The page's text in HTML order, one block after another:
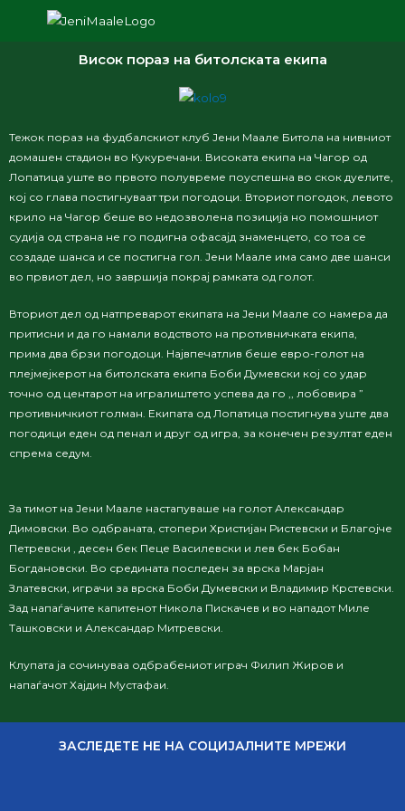
Висок пораз на битолската екипа
Тежок пораз на фудбалскиот клуб Јени Маале Битола на нивниот
домашен стадион во Кукуречани. Високата екипа на Чагор од
Лопатица уште во првото полувреме поуспешна во скок дуелите,
кој со глава постигнуваат три погодоци. Вториот погодок, левото
крило на Чагор беше во недозволена позиција но помошниот
судија од страна не го подигна офасајд знаменцето, со тоа се
создаде шанса и се постигна гол. Јени Маале има само две шанси
во првиот дел, но завршија покрај рамката од голот.
Вториот дел од натпреварот екипата на Јени Маале со намера да
притисни и да го намали водството на противничката екипа,
прима два брзи погодоци. Највпечатлив беше евро-голот на
плејмејкерот на битолската екипа Боби Думевски кој со удар
точно од центарот на игралиштето успева да го ,, лобовира ”
противничкиот голман. Екипата од Лопатица постигнува уште два
погодици еден од пенал и друг од игра, за конечен резултат еден
спрема седум.
За тимот на Јени Маале настапуваше на голот Александар
Димовски. Во одбраната, стопери Христијан Ристевски и Благојче
Петревски , десен бек Пеце Василевски и лев бек Бобан
Богдановски. Во средината последен за врска Марјан
Златевски, играчи за врска Боби Думевски и Владимир Крстевски.
Зад напаѓачите капитенот Никола Пискачев и во нападотМиле
Ташковски и Александар Митревски.
Клупата ја сочинуваа одбрабениот играч Филип Жиров и
напаѓачот Хајдин Мустафаи.
ЗАСЛЕДЕТЕ НЕ НА СОЦИЈАЛНИТЕ МРЕЖИ